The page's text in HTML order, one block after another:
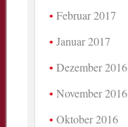
Februar 2017
Januar 2017
Dezember 2016
November 2016
Oktober 2016